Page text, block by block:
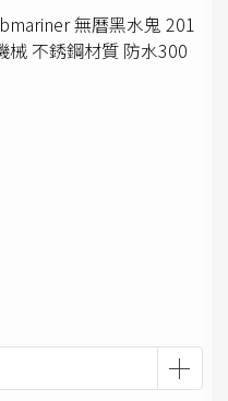
無曆黑水鬼 201
械 不銹鋼材質 防水300